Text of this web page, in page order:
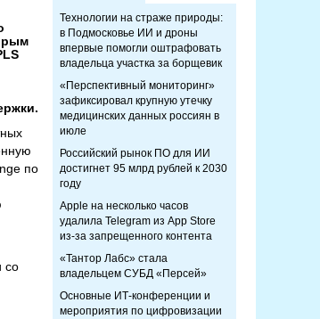
по
со
Технологии на страже природы:
в Подмосковье ИИ и дроны
впервые помогли оштрафовать
владельца участка за борщевик
«Перспективный мониторинг»
зафиксировал крупную утечку
медицинских данных россиян в
июле
Российский рынок ПО для ИИ
достигнет 95 млрд рублей к 2030
году
Apple на несколько часов
удалила Telegram из App Store
из-за запрещенного контента
«Тантор Лабс» стала
владельцем СУБД «Персей»
Основные ИТ-конференции и
мероприятия по цифровизации